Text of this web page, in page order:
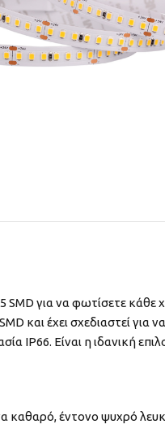
ΣΥΝΤΡΙΒΑΝΙΩΝ
ΕΠΙΦΑΝΕΙΑΣ
– ΛΙΜΝΩΝ
SMD για να φωτίσετε
και έχει σχεδιαστεί
IP66. Είναι η ιδανική
έντονο ψυχρό